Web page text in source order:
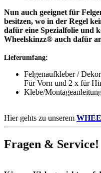
Nun auch geeignet für
besitzen, wo in der Regel
dafür eine Spezialfolie und
Wheelskinzz® auch dafür
Lieferumfang:
Felgenaufkleber /
Für Vorn und 2 x für
Klebe/
Hier gehts zu unserem
Fragen & Service!